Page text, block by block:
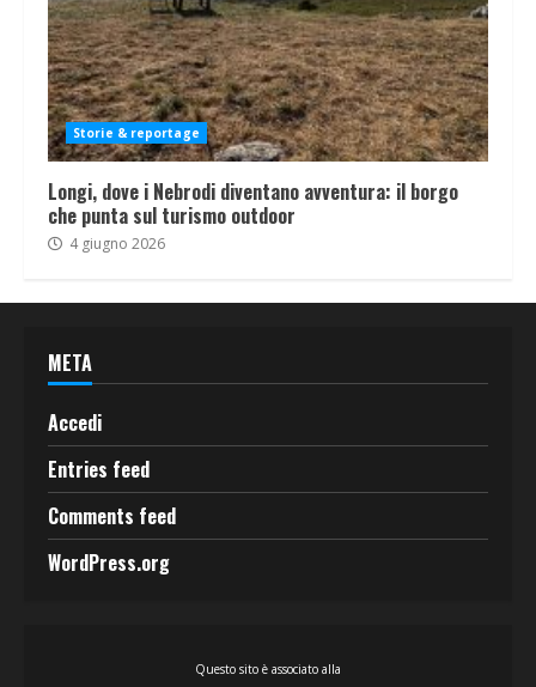
Storie & reportage
Longi, dove i Nebrodi diventano avventura: il borgo
che punta sul turismo outdoor
4 giugno 2026
META
Accedi
Entries feed
Comments feed
WordPress.org
Questo sito è associato alla